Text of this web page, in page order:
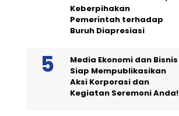
Keberpihakan
Pemerintah terhadap
Buruh Diapresiasi
Media Ekonomi dan Bisnis
Siap Mempublikasikan
Aksi Korporasi dan
Kegiatan Seremoni Anda!